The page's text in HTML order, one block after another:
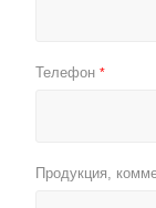
Телефон *
Продукция,